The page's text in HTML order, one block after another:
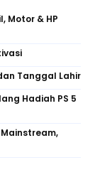
Motor & HP
Tanggal Lahir
Hadiah PS 5
Mainstream,